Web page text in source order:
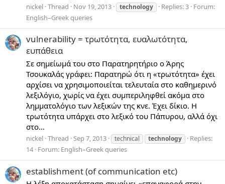
nickel Thread Nov 19, 2013 technology Replies: 3 Forum:
English–Greek queries
vulnerability = τρωτότητα, ευαλωτότητα,
ευπάθεια
Σε σημείωμά του στο Παρατηρητήριο ο Άρης
Τσουκαλάς γράφει: Παρατηρώ ότι η «τρωτότητα» έχει
αρχίσει να χρησιμοποιείται τελευταία στο καθημερινό
λεξιλόγιο, χωρίς να έχει συμπεριληφθεί ακόμα στο
λημματολόγιο των λεξικών της κνε. Έχει δίκιο. Η
τρωτότητα υπάρχει στο λεξικό του Πάπυρου, αλλά όχι
στο...
nickel Thread Sep 7, 2013 technical technology
Replies:
14 Forum: English–Greek queries
establishment (of communication etc)